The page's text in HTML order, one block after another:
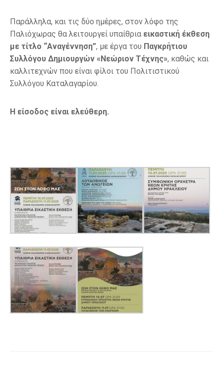
Παράλληλα, και τις δύο ημέρες, στον λόφο της
Παλιόχωρας θα λειτουργεί υπαίθρια εικαστική έκθεση
με τίτλο “Αναγέννηση”, με έργα του Παγκρήτιου
Συλλόγου Δημιουργών «Νεώριον Τέχνης», καθώς και
καλλιτεχνών που είναι φίλοι του Πολιτιστικού
Συλλόγου Καταλαγαρίου.
Η είσοδος είναι ελεύθερη.